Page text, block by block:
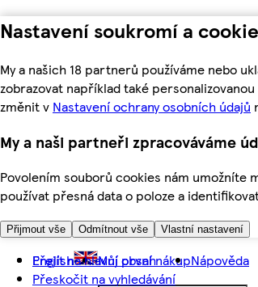
Nastavení soukromí a
My a našich 18 partnerů používáme nebo
zobrazovat například také
změnit v Nastavení ochrany osobních údajů
My a naši partneři zpracováváme
Povolením souborů cookies nám umožníte
používat přesná data o poloze a
Přijmout vše Odmítnout vše Vlastní nastavení
Přejít na hlavní obsah
Přeskočit na vyhledávání
English Můj první nákupNápověda